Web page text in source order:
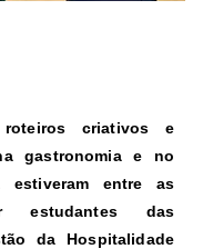
roteiros criativos e
gastronomia e no
estiveram entre as
estudantes das
da Hospitalidade